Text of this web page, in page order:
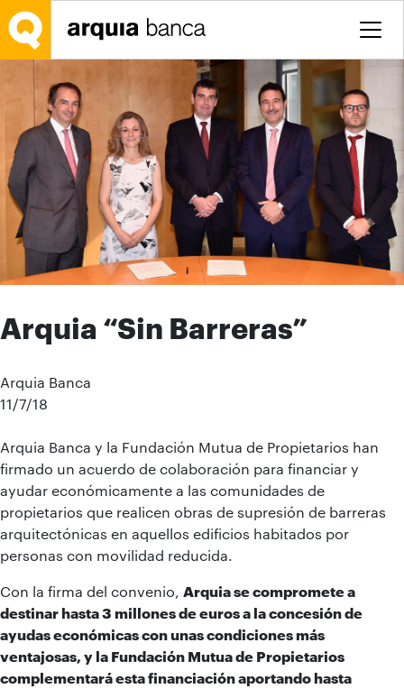
Saltar al contenido principal
Arquia “Sin Barreras”
Arquia Banca
11/7/18
Arquia Banca y la Fundación Mutua de Propietarios han
firmado un acuerdo de colaboración para financiar y
ayudar económicamente a las comunidades de
propietarios que realicen obras de supresión de barreras
arquitectónicas en aquellos edificios habitados por
personas con movilidad reducida.
Con la firma del convenio, Arquia se compromete a
destinar hasta 3 millones de euros a la concesión de
ayudas económicas con unas condiciones más
ventajosas, y la Fundación Mutua de Propietarios
complementará esta financiación aportando hasta